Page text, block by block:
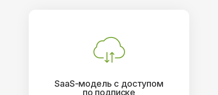
SaaS-модель с доступом
по подписке